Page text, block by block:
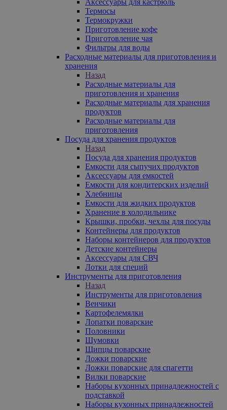
Термосы
Термокружки
Приготовление кофе
Приготовление чая
Фильтры для воды
Расходные материалы для приготовления и
хранения
Назад
Расходные материалы для
приготовления и хранения
Расходные материалы для хранения
продуктов
Расходные материалы для
приготовления
Посуда для хранения продуктов
Назад
Посуда для хранения продуктов
Емкости для сыпучих продуктов
Аксессуары для емкостей
Емкости для кондитерских изделий
Хлебницы
Емкости для жидких продуктов
Хранение в холодильнике
Крышки, пробки, чехлы для посуды
Контейнеры для продуктов
Наборы контейнеров для продуктов
Детские контейнеры
Аксессуары для СВЧ
Лотки для специй
Инструменты для приготовления
Назад
Инструменты для приготовления
Венчики
Картофелемялки
Лопатки поварские
Половники
Шумовки
Щипцы поварские
Ложки поварские
Ложки поварские для спагетти
Вилки поварские
Наборы кухонных принадлежностей с
подставкой
Наборы кухонных принадлежностей